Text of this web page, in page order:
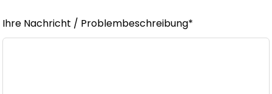
Ihre Nachricht / Problembeschreibung*